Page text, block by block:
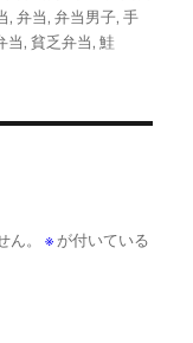
,弁当,弁当男子,手
当,貧乏弁当,鮭
。 ※ が付いている